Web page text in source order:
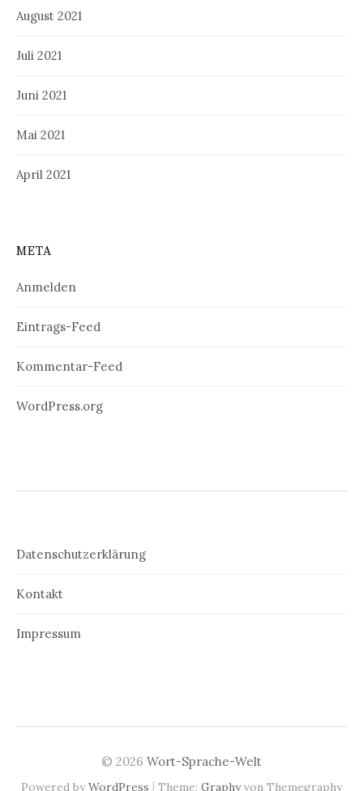
August 2021
Juli 2021
Juni 2021
Mai 2021
April 2021
META
Anmelden
Eintrags-Feed
Kommentar-Feed
WordPress.org
Datenschutzerklärung
Kontakt
Impressum
© 2026 Wort-Sprache-Welt
Powered byWordPress | Theme: Graphyvon Themegraphy